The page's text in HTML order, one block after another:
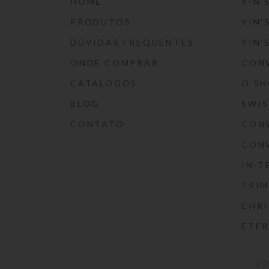
PRODUTOS
DÚVIDAS FREQUENTES
ONDE COMPRAR
CATÁLOGOS
BLOG
CONTATO
O
IN-